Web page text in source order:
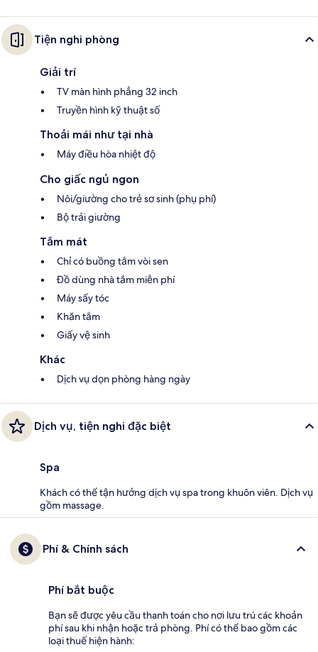
Tiện nghi phòng
Giải trí
TV màn hình phẳng 32 inch
Truyền hình kỹ thuật số
Thoải mái như tại nhà
Máy điều hòa nhiệt độ
Cho giấc ngủ ngon
Nôi/giường cho trẻ sơ sinh (phụ phí)
Bộ trải giường
Tắm mát
Chỉ có buồng tắm vòi sen
Đồ dùng nhà tắm miễn phí
Máy sấy tóc
Khăn tắm
Giấy vệ sinh
Khác
Dịch vụ dọn phòng hàng ngày
Dịch vụ, tiện nghi đặc biệt
Spa
Khách có thể tận hưởng dịch vụ spa trong khuôn viên. Dịch vụ
gồm massage.
Phí & Chính sách
Phí bắt buộc
Bạn sẽ được yêu cầu thanh toán cho nơi lưu trú các khoản
phí sau khi nhận hoặc trả phòng. Phí có thể bao gồm các
loại thuế hiện hành: